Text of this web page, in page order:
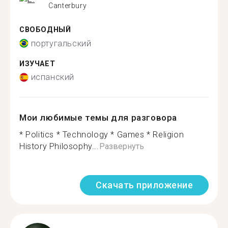
Canterbury
СВОБОДНЫЙ
португальский
ИЗУЧАЕТ
испанский
Мои любимые темы для разговора
* Politics * Technology * Games * Religion
History Philosophy...Развернуть
Скачать приложение